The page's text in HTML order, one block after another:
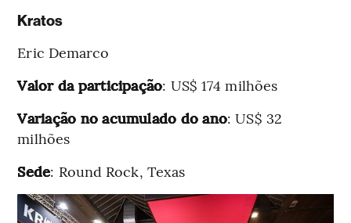
Kratos
Eric Demarco
Valor da participação: US$ 174 milhões
Variação no acumulado do ano: US$ 32
milhões
Sede: Round Rock, Texas